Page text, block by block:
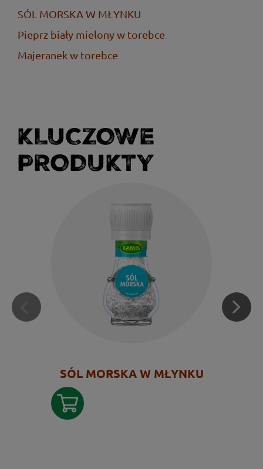
SÓL MORSKA W MŁYNKU
Pieprz biały mielony w torebce
Majeranek w torebce
KLUCZOWE
PRODUKTY
SÓL MORSKA W MŁYNKU